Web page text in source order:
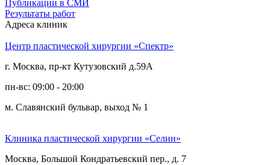
Публикации в СМИ
Результаты работ
Адреса клиник
Центр пластической хирургии «Спектр»
г. Москва, пр-кт Кутузовский д.59А
пн-вс: 09:00 - 20:00
м. Славянский бульвар, выход № 1
Клиника пластической хирургии «Селин»
Москва, Большой Кондратьевский пер., д. 7